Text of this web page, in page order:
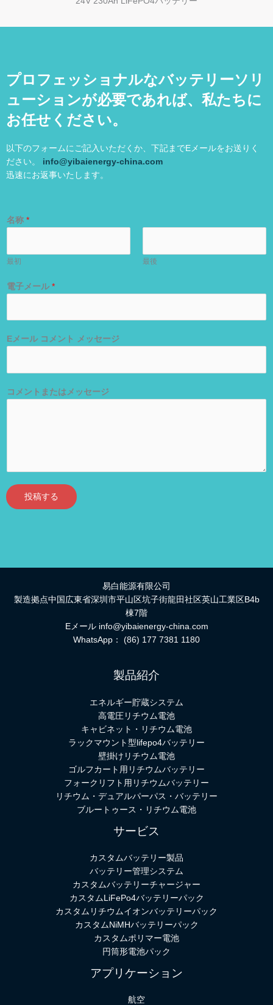
プロフェッショナルなバッテリーソリ
ューションが必要であれば、私たちに
お任せください。
以下のフォームにご記入いただくか、下記までEメールをお送りく
ださい。 info@yibaienergy-china.com
迅速にお返事いたします。
名称 *
最初 最後
電子メール *
Eメール コメント メッセージ
コメントまたはメッセージ
投稿する
易白能源有限公司
製造拠点中国広東省深圳市平山区坑子街龍田社区英山工業区B4b
棟7階
Eメール info@yibaienergy-china.com
WhatsApp： (86) 177 7381 1180
製品紹介
エネルギー貯蔵システム
高電圧リチウム電池
キャビネット・リチウム電池
ラックマウント型lifepo4バッテリー
壁掛けリチウム電池
ゴルフカート用リチウムバッテリー
フォークリフト用リチウムバッテリー
リチウム・デュアルパーパス・バッテリー
ブルートゥース・リチウム電池
サービス
カスタムバッテリー製品
バッテリー管理システム
カスタムバッテリーチャージャー
カスタムLiFePo4バッテリーパック
カスタムリチウムイオンバッテリーパック
カスタムNiMHバッテリーパック
カスタムポリマー電池
円筒形電池パック
アプリケーション
航空